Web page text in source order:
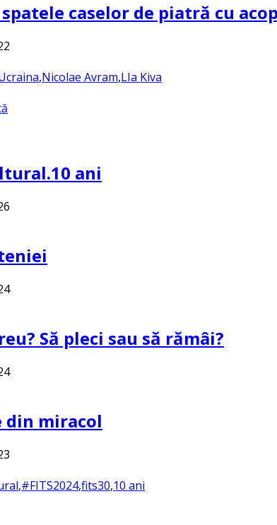
caselor de piatră cu
,Nicolae Avram,LIa Kiva
ani
Să pleci sau să rămâi?
din miracol
,#FITS2024,fits30,10 ani